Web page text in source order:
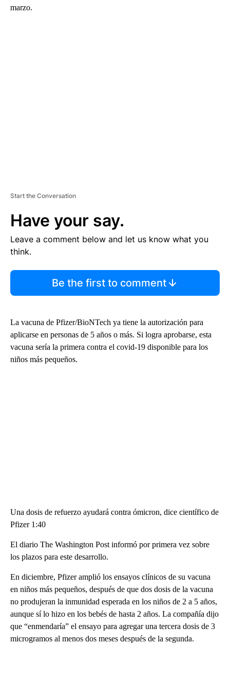
marzo.
Start the Conversation
Have your say.
Leave a comment below and let us know what you
think.
Be the first to comment
La vacuna de Pfizer/BioNTech ya tiene la autorización para
aplicarse en personas de 5 años o más. Si logra aprobarse, esta
vacuna sería la primera contra el covid-19 disponible para los
niños más pequeños.
Una dosis de refuerzo ayudará contra ómicron, dice científico de
Pfizer 1:40
El diario The Washington Post informó por primera vez sobre
los plazos para este desarrollo.
En diciembre, Pfizer amplió los ensayos clínicos de su vacuna
en niños más pequeños, después de que dos dosis de la vacuna
no produjeran la inmunidad esperada en los niños de 2 a 5 años,
aunque sí lo hizo en los bebés de hasta 2 años. La compañía dijo
que “enmendaría” el ensayo para agregar una tercera dosis de 3
microgramos al menos dos meses después de la segunda.